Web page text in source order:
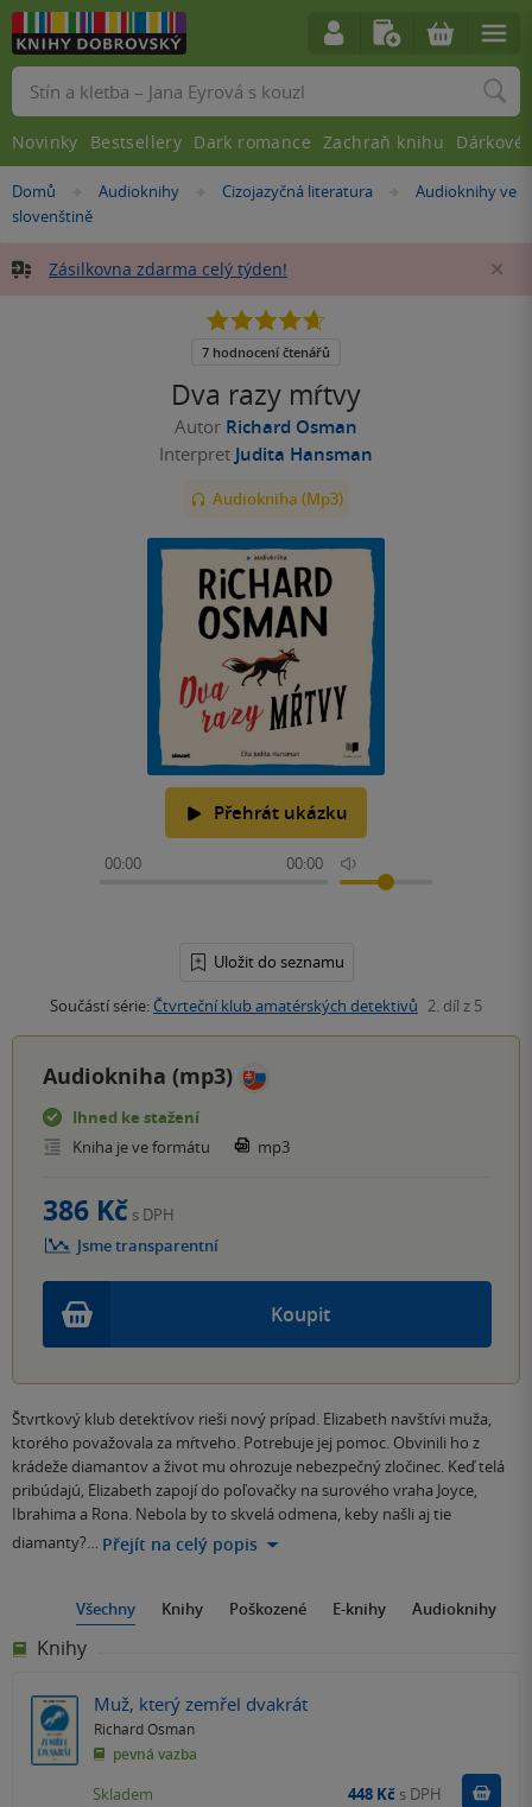
Nacházíte
se
Domů »Audioknihy »
Cizojazyčná literatura »Audioknihy ve
slovenštině
Zásilkovna zdarma celý týden!
Dva razy mŕtvy
Autor Richard Osman
Interpret Judita Hansman
Audiokniha (Mp3)
Přehrát ukázku
00:00 00:00
Uložit do seznamu
Součástí série: Čtvrteční klub amatérských detektivů 2. díl z 5
4.7
5
7 hodnocení čtenářů
Audiokniha (mp3)
Ihned ke stažení
Kniha je ve formátu
mp3
Koupit
386 Kč s DPH
Jsme transparentní
Štvrtkový klub detektívov rieši nový prípad. Elizabeth navštívi muža,
ktorého považovala za mŕtveho. Potrebuje jej pomoc. Obvinili ho z
krádeže diamantov a život mu ohrozuje nebezpečný zločinec. Keď telá
pribúdajú, Elizabeth zapojí do poľovačky na surového vraha Joyce,
Ibrahima a Rona. Nebola by to skvelá odmena, keby našli aj tie
diamanty?… Přejít na celý popis
Všechny Knihy Poškozené E-knihy Audioknihy
Knihy
Muž, který zemřel dvakrát
Richard Osman
pevná vazba
Skladem 448 Kč s DPH
Vyhledávání
Novinky Bestsellery Dark romance Zachraň knihu Dárkové